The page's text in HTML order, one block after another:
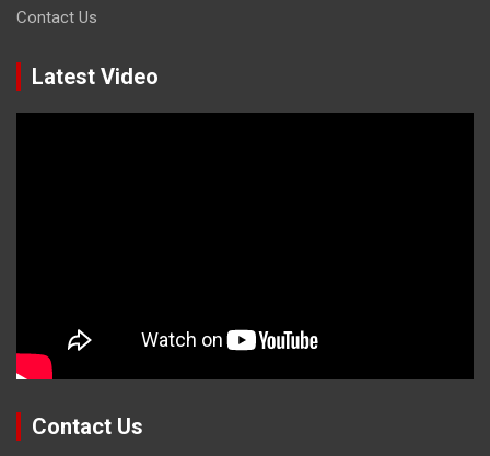
Contact Us
Latest Video
Contact Us